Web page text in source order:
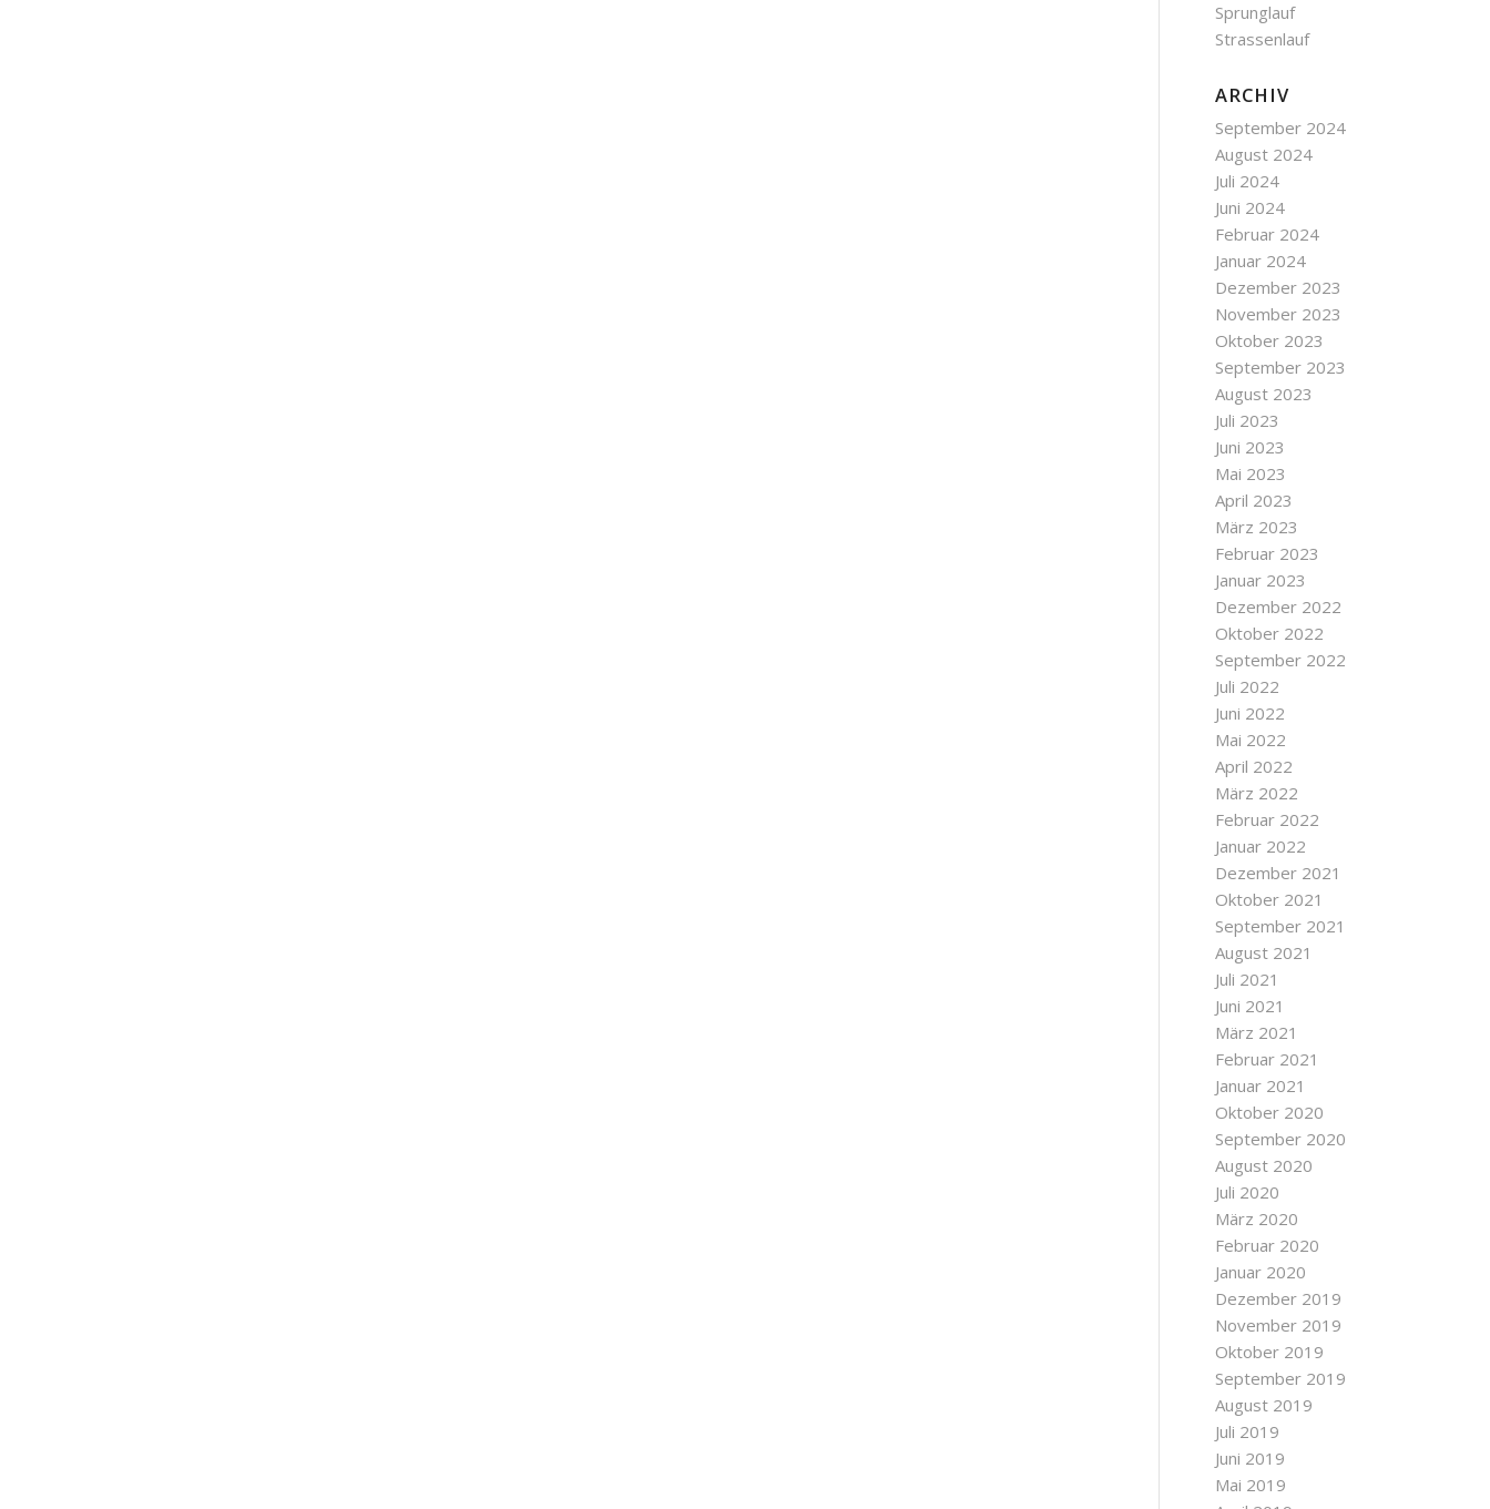
Sprunglauf
Strassenlauf
ARCHIV
September 2024
August 2024
Juli 2024
Juni 2024
Februar 2024
Januar 2024
Dezember 2023
November 2023
Oktober 2023
September 2023
August 2023
Juli 2023
Juni 2023
Mai 2023
April 2023
März 2023
Februar 2023
Januar 2023
Dezember 2022
Oktober 2022
September 2022
Juli 2022
Juni 2022
Mai 2022
April 2022
März 2022
Februar 2022
Januar 2022
Dezember 2021
Oktober 2021
September 2021
August 2021
Juli 2021
Juni 2021
März 2021
Februar 2021
Januar 2021
Oktober 2020
September 2020
August 2020
Juli 2020
März 2020
Februar 2020
Januar 2020
Dezember 2019
November 2019
Oktober 2019
September 2019
August 2019
Juli 2019
Juni 2019
Mai 2019